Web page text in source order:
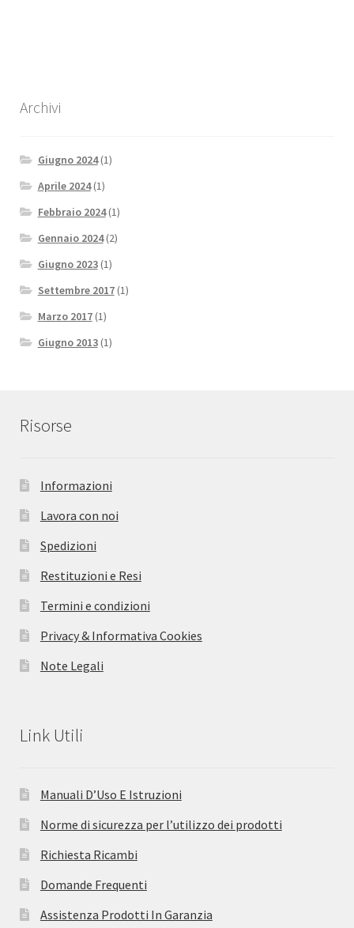
Archivi
Giugno 2024(1)
Aprile 2024(1)
Febbraio 2024(1)
Gennaio 2024(2)
Giugno 2023(1)
Settembre 2017(1)
Marzo 2017(1)
Giugno 2013(1)
Risorse
Informazioni
Lavora con noi
Spedizioni
Restituzioni e Resi
Termini e condizioni
Privacy & Informativa Cookies
Note Legali
Link Utili
Manuali D’Uso E Istruzioni
Norme di sicurezza per l’utilizzo dei prodotti
Richiesta Ricambi
Domande Frequenti
Assistenza Prodotti In Garanzia